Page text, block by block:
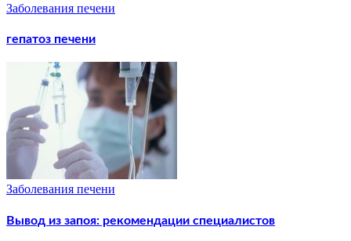
Заболевания печени
гепатоз печени
Заболевания печени
Вывод из запоя: рекомендации специалистов